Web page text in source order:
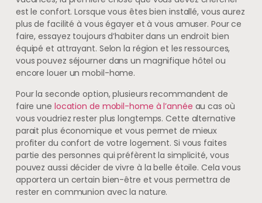
est le confort. Lorsque vous êtes bien installé, vous aurez
plus de facilité à vous égayer et à vous amuser. Pour ce
faire, essayez toujours d’habiter dans un endroit bien
équipé et attrayant. Selon la région et les ressources,
vous pouvez séjourner dans un magnifique hôtel ou
encore louer un mobil-home.
Pour la seconde option, plusieurs recommandent de
faire une location de mobil-home à l’année au cas où
vous voudriez rester plus longtemps. Cette alternative
parait plus économique et vous permet de mieux
profiter du confort de votre logement. Si vous faites
partie des personnes qui préfèrent la simplicité, vous
pouvez aussi décider de vivre à la belle étoile. Cela vous
apportera un certain bien-être et vous permettra de
rester en communion avec la nature.